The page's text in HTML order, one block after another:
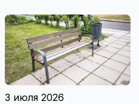
3 июля 2026